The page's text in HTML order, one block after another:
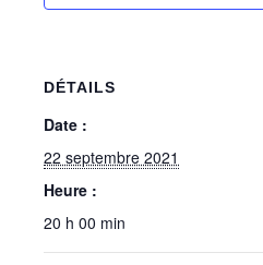
DÉTAILS
Date :
22 septembre 2021
Heure :
20 h 00 min